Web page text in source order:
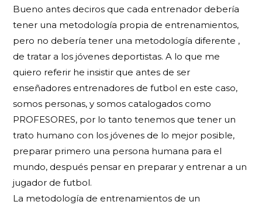
Bueno antes deciros que cada entrenador debería
tener una metodología propia de entrenamientos,
pero no debería tener una metodología diferente ,
de tratar a los jóvenes deportistas. A lo que me
quiero referir he insistir que antes de ser
enseñadores entrenadores de futbol en este caso,
somos personas, y somos catalogados como
PROFESORES, por lo tanto tenemos que tener un
trato humano con los jóvenes de lo mejor posible,
preparar primero una persona humana para el
mundo, después pensar en preparar y entrenar a un
jugador de futbol.
La metodología de entrenamientos de un